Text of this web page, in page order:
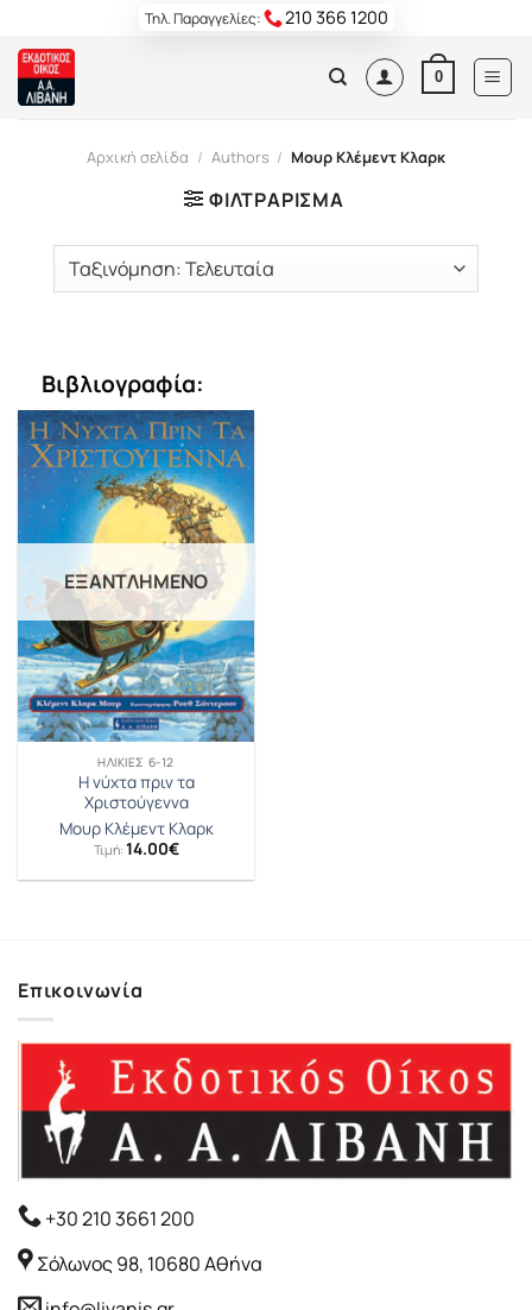
content
Τηλ. Παραγγελίες: 210 366 1200
0
Αρχική σελίδα / Authors / Μουρ Κλέμεντ Κλαρκ
ΦΙΛΤΡΆΡΙΣΜΑ
Βιβλιογραφία:
ΕΞΑΝΤΛΗΜΈΝΟ
ΗΛΙΚΊΕΣ 6-12
Η νύχτα πριν τα
Χριστούγεννα
Μουρ Κλέμεντ Κλαρκ
Τιμή: 14.00€
Επικοινωνία
+30 210 3661 200
Σόλωνος 98, 10680 Αθήνα